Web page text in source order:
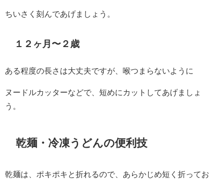
ちいさく刻んであげましょう。
１２ヶ月〜２歳
ある程度の長さは大丈夫ですが、喉つまらないように
ヌードルカッターなどで、短めにカットしてあげましょ
う。
乾麺・冷凍うどんの便利技
乾麺は、ポキポキと折れるので、あらかじめ短く折ってお